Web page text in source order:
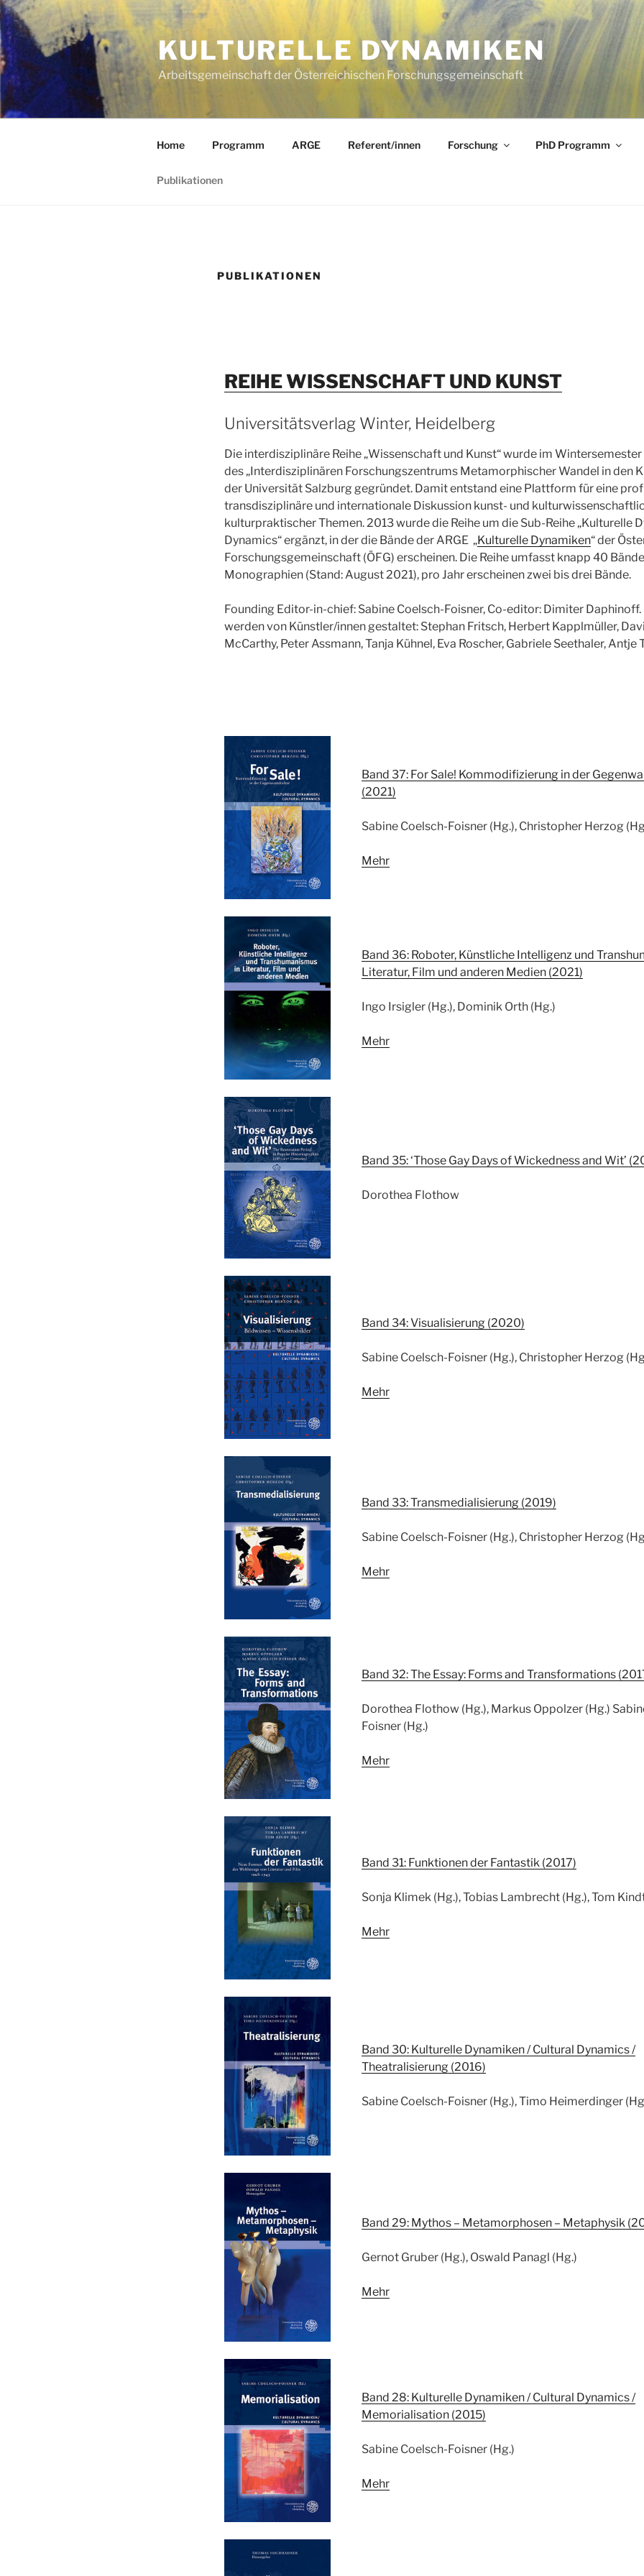
KULTURELLE DYNAMIKEN
Arbeitsgemeinschaft der Österreichischen Forschungsgemeinschaft
Home Programm ARGE Referent/innen Forschung PhD Programm
Publikationen
PUBLIKATIONEN
REIHE WISSENSCHAFT UND KUNST
Universitätsverlag Winter, Heidelberg
Die interdisziplinäre Reihe „Wissenschaft und Kunst“ wurde im
des „Interdisziplinären Forschungszentrums Metamorphischer Wandel in den
der Universität Salzburg gegründet. Damit entstand eine Plattform für eine
transdisziplinäre und internationale Diskussion kunst- und
kulturpraktischer Themen. 2013 wurde die Reihe um die Sub-Reihe „Kulturelle
Dynamics“ ergänzt, in der die Bände der ARGE „Kulturelle Dynamiken“ der
Forschungsgemeinschaft (ÖFG) erscheinen. Die Reihe umfasst knapp 40
Monographien (Stand: August 2021), pro Jahr erscheinen zwei bis drei Bände.
Founding Editor-in-chief: Sabine Coelsch-Foisner, Co-editor: Dimiter Daphinoff.
werden von Künstler/innen gestaltet: Stephan Fritsch, Herbert Kapplmüller,
McCarthy, Peter Assmann, Tanja Kühnel, Eva Roscher, Gabriele Seethaler, Antje
Band 37: For Sale! Kommodifizierung in der
(2021)
Sabine Coelsch-Foisner (Hg.), Christopher Herzog
Mehr
Band 36: Roboter, Künstliche Intelligenz und
Literatur, Film und anderen Medien (2021)
Ingo Irsigler (Hg.), Dominik Orth (Hg.)
Mehr
Band 35: ‘Those Gay Days of Wickedness and Wit’
Dorothea Flothow
Band 34: Visualisierung (2020)
Sabine Coelsch-Foisner (Hg.), Christopher Herzog
Mehr
Band 33: Transmedialisierung (2019)
Sabine Coelsch-Foisner (Hg.), Christopher Herzog
Mehr
Band 32: The Essay: Forms and Transformations
Dorothea Flothow (Hg.), Markus Oppolzer (Hg.)
Foisner (Hg.)
Mehr
Band 31: Funktionen der Fantastik (2017)
Sonja Klimek (Hg.), Tobias Lambrecht (Hg.), Tom
Mehr
Band 30: Kulturelle Dynamiken / Cultural Dynamics /
Theatralisierung (2016)
Sabine Coelsch-Foisner (Hg.), Timo Heimerdinger
Band 29: Mythos – Metamorphosen – Metaphysik
Gernot Gruber (Hg.), Oswald Panagl (Hg.)
Mehr
Band 28: Kulturelle Dynamiken / Cultural Dynamics /
Memorialisation (2015)
Sabine Coelsch-Foisner (Hg.)
Mehr